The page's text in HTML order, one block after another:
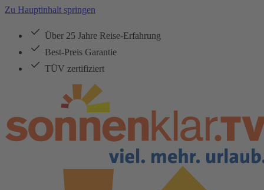
Zu Hauptinhalt springen
Über 25 Jahre Reise-Erfahrung
Best-Preis Garantie
TÜV zertifiziert